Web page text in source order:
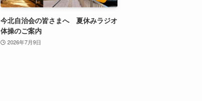
今北自治会の皆さまへ 夏休みラジオ
体操のご案内
2026年7月9日